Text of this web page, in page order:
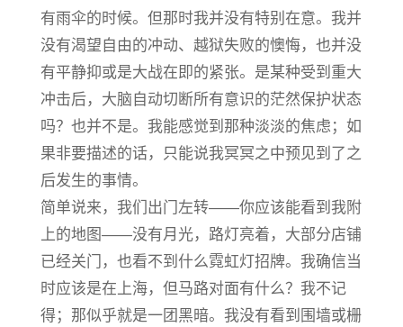
有雨伞的时候。但那时我并没有特别在意。我并
没有渴望自由的冲动、越狱失败的懊悔，也并没
有平静抑或是大战在即的紧张。是某种受到重大
冲击后，大脑自动切断所有意识的茫然保护状态
吗？也并不是。我能感觉到那种淡淡的焦虑；如
果非要描述的话，只能说我冥冥之中预见到了之
后发生的事情。
简单说来，我们出门左转——你应该能看到我附
上的地图——没有月光，路灯亮着，大部分店铺
已经关门，也看不到什么霓虹灯招牌。我确信当
时应该是在上海，但马路对面有什么？我不记
得；那似乎就是一团黑暗。我没有看到围墙或栅